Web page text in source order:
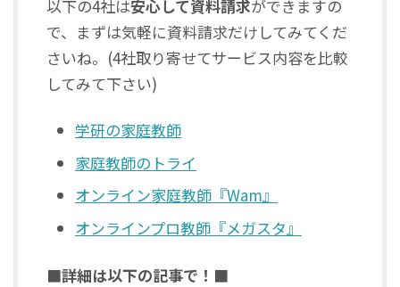
以下の4社は安心して資料請求ができますの
で、まずは気軽に資料請求だけしてみてくだ
さいね。(4社取り寄せてサービス内容を比較
してみて下さい)
学研の家庭教師
家庭教師のトライ
オンライン家庭教師『Wam』
オンラインプロ教師『メガスタ』
■詳細は以下の記事で！■